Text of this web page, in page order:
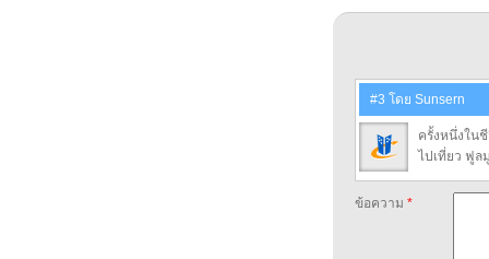
#3 โดย Sunsern
ครั้งหนึ่งใน
ไปเที่ยว ฟูล
ข้อความ *